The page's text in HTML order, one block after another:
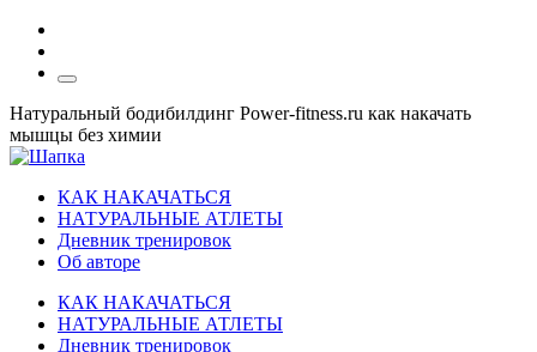
Натуральный бодибилдинг Power-fitness.ru как накачать
мышцы без химии
КАК НАКАЧАТЬСЯ
НАТУРАЛЬНЫЕ АТЛЕТЫ
Дневник тренировок
Об авторе
КАК НАКАЧАТЬСЯ
НАТУРАЛЬНЫЕ АТЛЕТЫ
Дневник тренировок